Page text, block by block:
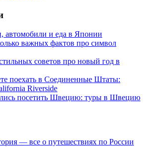
автомобили и еда в Японии
важных фактов про символ
советов про новый год в
поехать в Соединенные Штаты:
Riverside
посетить Швецию: туры в Швецию
— все о путешествиях по России